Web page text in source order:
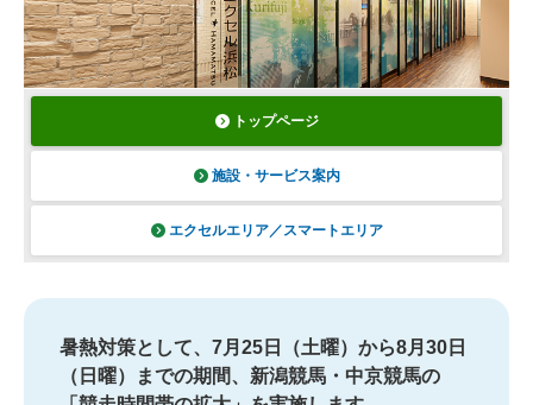
トップページ
施設・サービス案内
エクセルエリア／スマートエリア
暑熱対策として、7月25日（土曜）から8月30日
（日曜）までの期間、新潟競馬・中京競馬の